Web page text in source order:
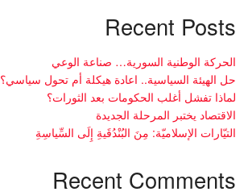
Recent Posts
الحركة الوطنية السورية… صناعة الوعي
حل الهيئة السياسية.. اعادة هيكلة أم تحول سياسي؟
لماذا تفشل أغلب الحكومات بعد الثورات؟
الاقتصاد يختبر المرحلة الجديدة
التيّارات الإسلاميّة: مِنَ البُنْدُقَيةِ إِلَى السِّياسِةِ
Recent Comments